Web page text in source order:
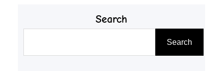
Search
Search